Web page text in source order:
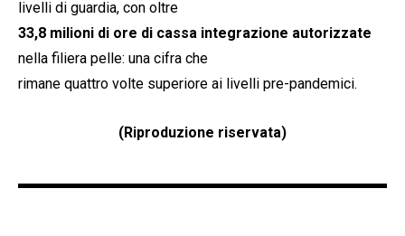
livelli di guardia, con oltre
33,8 milioni di ore di cassa integrazione autorizzate
nella filiera pelle: una cifra che
rimane quattro volte superiore ai livelli pre-pandemici.
(Riproduzione riservata)